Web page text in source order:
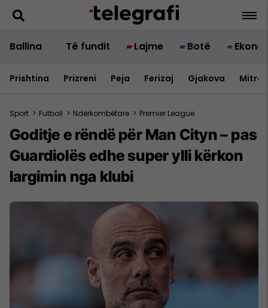
Ballina Të fundit Lajme Botë
Prishtina Prizreni Peja Ferizaj Gjakova
Sport > Futboll > Ndërkombëtare > Premier League
Goditje e rëndë për Man Cityn – pas
Guardiolës edhe super ylli kërkon
largimin nga klubi